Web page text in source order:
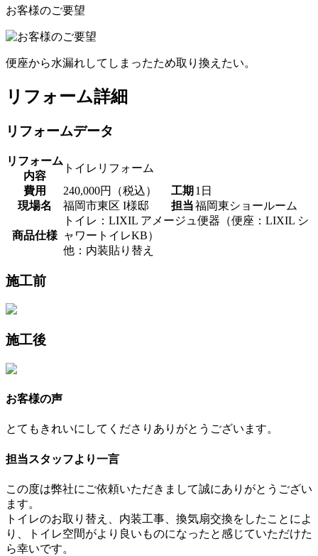
お客様のご要望
便座から水漏れしてしまったため取り換えたい。
リフォーム詳細
リフォームデータ
リフォーム
内容
トイレリフォーム
費用
240,000円（税込） 工期 1日
現場名
福岡市東区 I様邸 担当福岡東ショールーム
商品仕様
トイレ：LIXIL アメージュ便器（便座：LIXIL シ
ャワートイレKB）
他：内装貼り替え
施工前
施工後
お客様の声
とてもきれいにしてくださりありがとうございます。
担当スタッフより一言
この度は弊社にご依頼いただきまして誠にありがとうござい
ます。
トイレのお取り替え、内装工事、換気扇交換をしたことによ
り、トイレ空間がより良いものになったと感じていただけた
ら幸いです。